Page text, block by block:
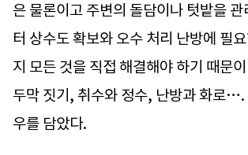
은 물론이고 주변의 돌담이나 텃밭을
터 상수도 확보와 오수 처리 난방에 필
지 모든 것을 직접 해결해야 하기 때문
두막 짓기, 취수와 정수, 난방과 화로….
우를 담았다.